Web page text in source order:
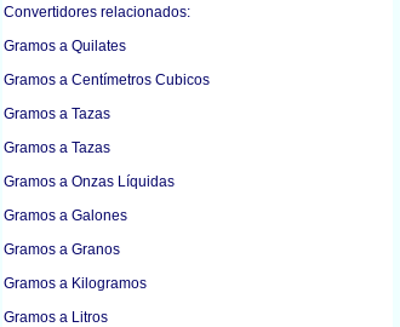
Convertidores relacionados:
Gramos a Quilates
Gramos a Centímetros Cubicos
Gramos a Tazas
Gramos a Tazas
Gramos a Onzas Líquidas
Gramos a Galones
Gramos a Granos
Gramos a Kilogramos
Gramos a Litros